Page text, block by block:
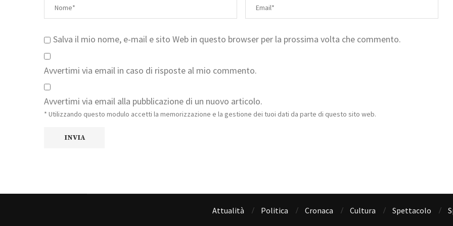
Salva il mio nome, e-mail e sito Web in questo browser per la prossima volta che commento.
Avvertimi via email in caso di risposte al mio commento.
Avvertimi via email alla pubblicazione di un nuovo articolo.
* Utilizzando questo modulo accetti la memorizzazione e la gestione dei tuoi dati da parte di questo sito web.
Attualità Politica Cronaca Cultura Spettacolo